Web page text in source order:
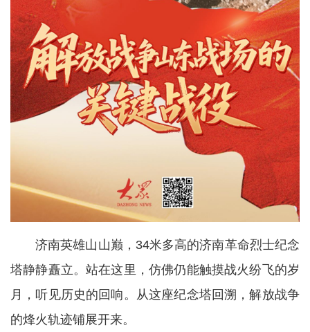
济南英雄山山巅，34米多高的济南革命烈士纪念
塔静静矗立。站在这里，仿佛仍能触摸战火纷飞的岁
月，听见历史的回响。从这座纪念塔回溯，解放战争
的烽火轨迹铺展开来。